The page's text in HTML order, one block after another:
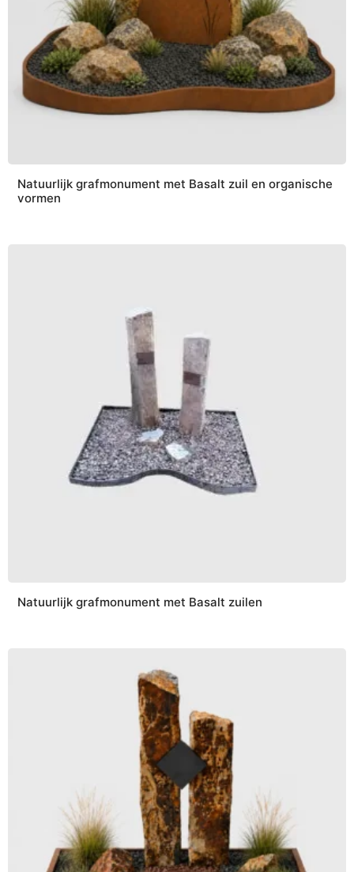
Natuurlijk grafmonument met Basalt zuil en organische
vormen
Natuurlijk grafmonument met Basalt zuilen